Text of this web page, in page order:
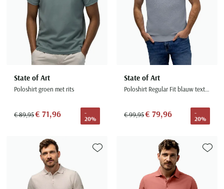
State of Art
Poloshirt groen met rits
€ 89,95€ 71,96
-
20%
State of Art
Poloshirt Regular Fit blauw textuur
€ 99,95€ 79,96
-
20%
Toevoegen aan favorieten